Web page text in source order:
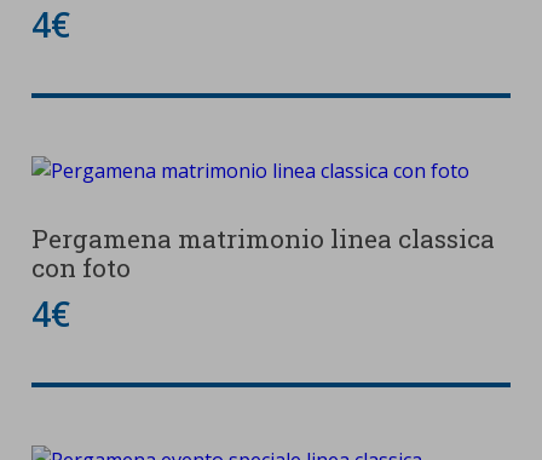
4€
Pergamena matrimonio linea classica
con foto
4€